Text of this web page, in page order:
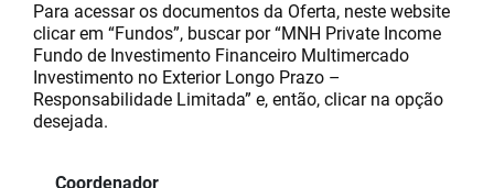
Para acessar os documentos da Oferta, neste website
clicar em “Fundos”, buscar por “MNH Private Income
Fundo de Investimento Financeiro Multimercado
Investimento no Exterior Longo Prazo –
Responsabilidade Limitada” e, então, clicar na opção
desejada.
Coordenador